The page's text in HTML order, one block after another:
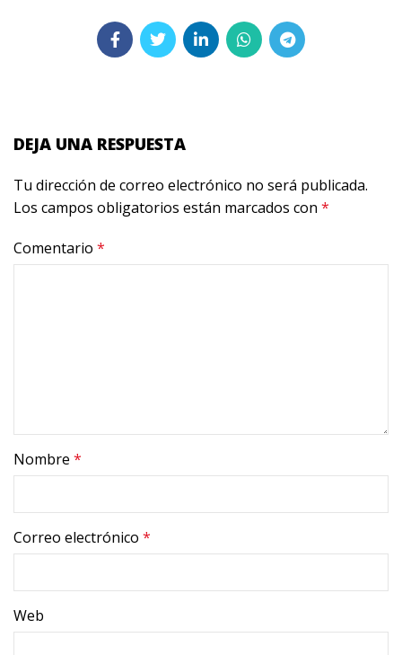
DEJA UNA RESPUESTA
Tu dirección de correo electrónico no será publicada.
Los campos obligatorios están marcados con *
Comentario *
Nombre *
Correo electrónico *
Web